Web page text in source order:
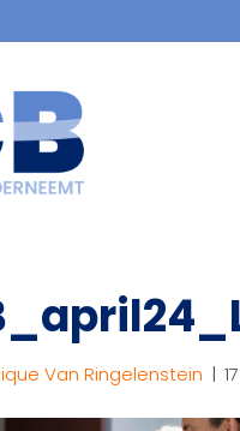
Van Ringelenstein |